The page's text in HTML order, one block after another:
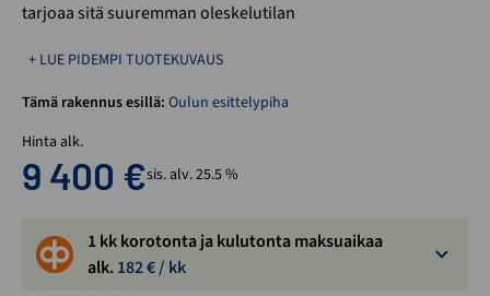
tarjoaa sitä suuremman oleskelutilan
+ LUE PIDEMPI TUOTEKUVAUS
Tämä rakennus esillä: Oulun esittelypiha
Hinta alk.
9 400 €sis. alv. 25.5 %
1 kk korotonta ja kulutonta maksuaikaa
alk.182€ / kk